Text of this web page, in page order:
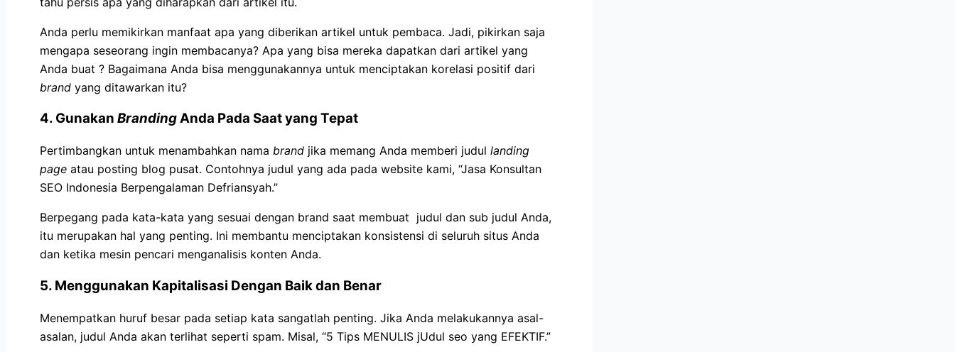
Anda perlu memikirkan manfaat apa yang diberikan artikel untuk pembaca. Jadi, pikirkan saja
mengapa seseorang ingin membacanya? Apa yang bisa mereka dapatkan dari artikel yang
Anda buat ? Bagaimana Anda bisa menggunakannya untuk menciptakan korelasi positif dari
brand yang ditawarkan itu?
4. Gunakan BrandingAnda Pada Saat yang Tepat
Pertimbangkan untuk menambahkan nama brand jika memang Anda memberi judul landing
page atau posting blog pusat. Contohnya judul yang ada pada website kami, “Jasa Konsultan
SEO Indonesia Berpengalaman Defriansyah.”
Berpegang pada kata-kata yang sesuai dengan brand saat membuat judul dan sub judul Anda,
itu merupakan hal yang penting. Ini membantu menciptakan konsistensi di seluruh situs Anda
dan ketika mesin pencari menganalisis konten Anda.
5. Menggunakan Kapitalisasi Dengan Baik dan Benar
Menempatkan huruf besar pada setiap kata sangatlah penting. Jika Anda melakukannya asal-
asalan, judul Anda akan terlihat seperti spam. Misal, “5 Tips MENULIS jUdul seo yang EFEKTIF.”